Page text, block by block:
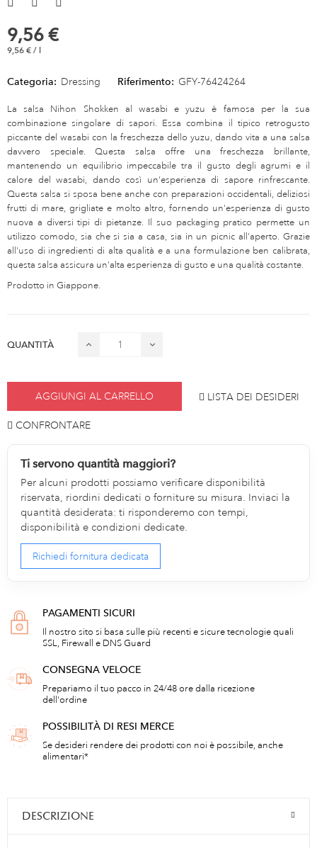
9,56 €
9,56 € / l
Categoria: Dressing Riferimento: GFY-76424264
La salsa Nihon Shokken al wasabi e yuzu è famosa per la sua
combinazione singolare di sapori. Essa combina il tipico retrogusto
piccante del wasabi con la freschezza dello yuzu, dando vita a una salsa
davvero speciale. Questa salsa offre una freschezza brillante,
mantenendo un equilibrio impeccabile tra il gusto degli agrumi e il
calore del wasabi, dando così un'esperienza di sapore rinfrescante.
Questa salsa si sposa bene anche con preparazioni occidentali, deliziosi
frutti di mare, grigliate e molto altro, fornendo un'esperienza di gusto
nuova a diversi tipi di pietanze. Il suo packaging pratico permette un
utilizzo comodo, sia che si sia a casa, sia in un picnic all'aperto. Grazie
all'uso di ingredienti di alta qualità e a una formulazione ben calibrata,
questa salsa assicura un'alta esperienza di gusto e una qualità costante.
Prodotto in Giappone.
QUANTITÀ
AGGIUNGI AL CARRELLO LISTA DEI DESIDERI
CONFRONTARE
Ti servono quantità maggiori?
Per alcuni prodotti possiamo verificare disponibilità
riservata, riordini dedicati o forniture su misura. Inviaci la
quantità desiderata: ti risponderemo con tempi,
disponibilità e condizioni dedicate.
Richiedi fornitura dedicata
PAGAMENTI SICURI
Il nostro sito si basa sulle più recenti e sicure tecnologie quali
SSL, Firewall e DNS Guard
CONSEGNA VELOCE
Prepariamo il tuo pacco in 24/48 ore dalla ricezione
dell'ordine
POSSIBILITÀ DI RESI MERCE
Se desideri rendere dei prodotti con noi è possibile, anche
alimentari*
DESCRIZIONE